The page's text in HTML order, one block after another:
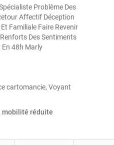
Problème Des
Affectif Déception
Familiale Faire Revenir
Des Sentiments
En 48h Marly
cartomancie, Voyant
mobilité réduite